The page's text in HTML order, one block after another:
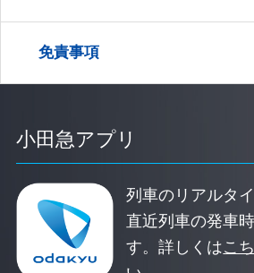
免責事項
小田急アプリ
列車のリアルタ
直近列車の発車
す。詳しくはこ